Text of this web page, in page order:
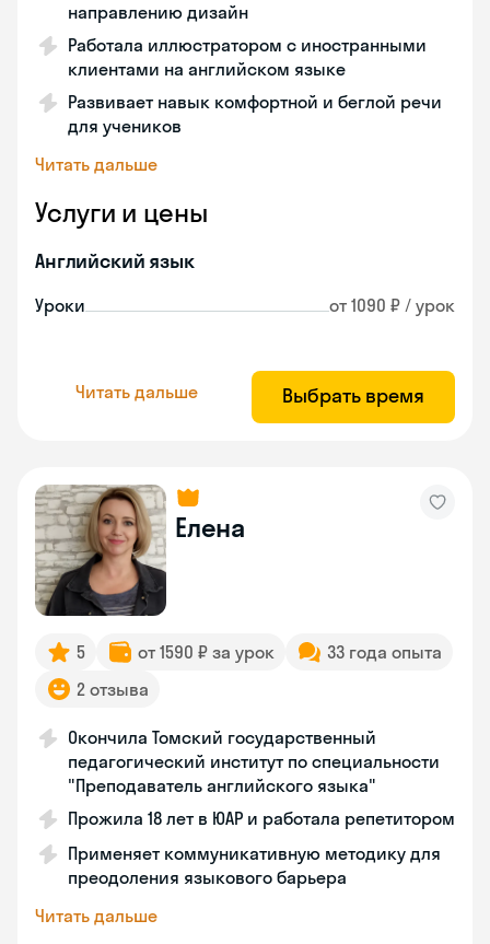
направлению дизайн
Работала иллюстратором с иностранными
клиентами на английском языке
Развивает навык комфортной и беглой речи
для учеников
Читать дальше
Услуги и цены
Английский язык
Уроки от 1090 ₽ / урок
Читать дальше Выбрать время
Елена
5 от 1590 ₽ за урок
33 года опыта
2 отзыва
Окончила Томский государственный
педагогический институт по специальности
"Преподаватель английского языка"
Прожила 18 лет в ЮАР и работала репетитором
Применяет коммуникативную методику для
преодоления языкового барьера
Читать дальше